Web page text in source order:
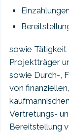
sowie Tätigkeit
Projektträger
sowie Durch-,
von
Vertretungs-
Bereitstellung